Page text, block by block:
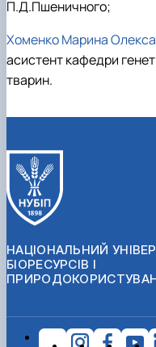
П.Д.Пшеничного;
Хоменко Марина
асистент кафедри
тварин.
НАЦІОНАЛЬНИЙ
БІОРЕСУРСІВ І